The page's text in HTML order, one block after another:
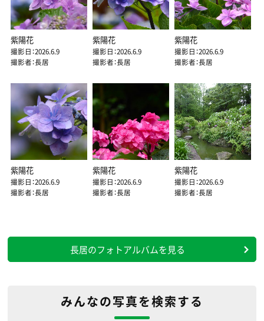
紫陽花
撮影日：2026.6.9
撮影者：長居
紫陽花
撮影日：2026.6.9
撮影者：長居
紫陽花
撮影日：2026.6.9
撮影者：長居
紫陽花
撮影日：2026.6.9
撮影者：長居
紫陽花
撮影日：2026.6.9
撮影者：長居
紫陽花
撮影日：2026.6.9
撮影者：長居
長居のフォトアルバムを見る
みんなの写真を検索する